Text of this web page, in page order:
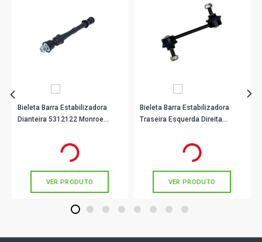
Bieleta Barra Estabilizadora
Dianteira 5312122 Monroe
em até 1x de
VER PRODUTO
Bieleta Barra Estabilizadora
Traseira Esquerda Direita
em até 1x de
VER PRODUTO
1 2 3 4 5 6 7 8